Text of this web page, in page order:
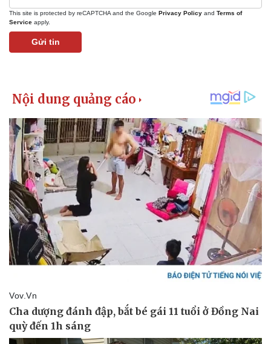
This site is protected by reCAPTCHA and the Google Privacy Policy and Terms of
Service apply.
Gửi tin